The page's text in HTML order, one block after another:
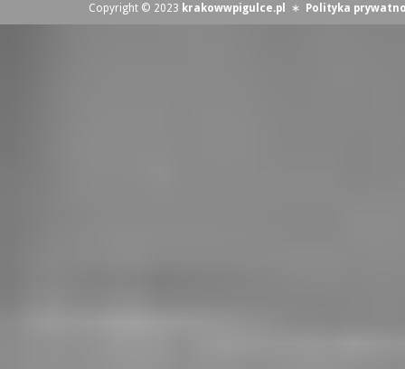
Copyright © 2023 krakowwpigulce.pl ∗ Polityka